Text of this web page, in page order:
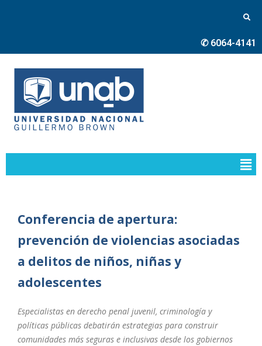
✆ 6064-4141
Conferencia de apertura:
prevención de violencias asociadas
a delitos de niños, niñas y
adolescentes
Especialistas en derecho penal juvenil, criminología y
políticas públicas debatirán estrategias para construir
comunidades más seguras e inclusivas desde los gobiernos